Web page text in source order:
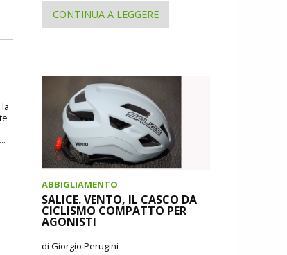
CONTINUA A LEGGERE
ABBIGLIAMENTO
SALICE. VENTO, IL CASCO DA
CICLISMO COMPATTO PER
AGONISTI
di Giorgio Perugini